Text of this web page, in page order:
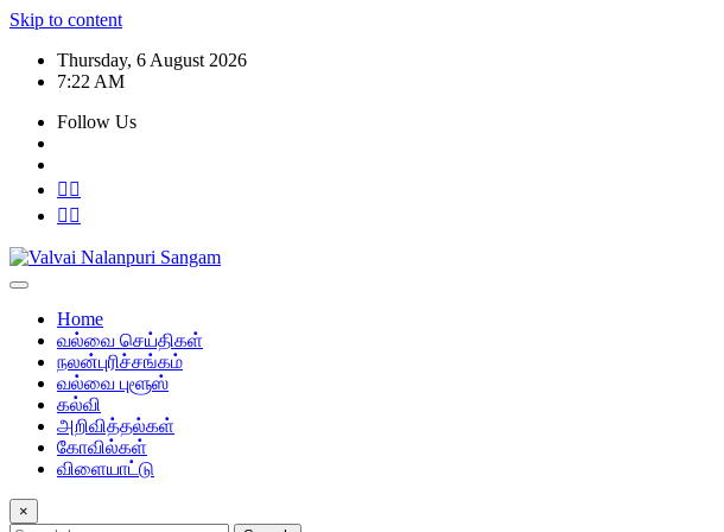
Skip to content
Thursday, 6 August 2026
7:22 AM
Follow Us
Home
வல்வை செய்திகள்
நலன்புரிச்சங்கம்
வல்வை புளூஸ்
கல்வி
அறிவித்தல்கள்
கோவில்கள்
விளையாட்டு
×